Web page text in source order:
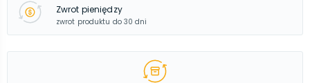
Zwrot pieniędzy
zwrot produktu do 30 dni